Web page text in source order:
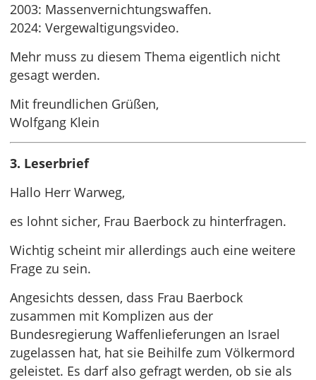
2003: Massenvernichtungswaffen.
2024: Vergewaltigungsvideo.
Mehr muss zu diesem Thema eigentlich nicht
gesagt werden.
Mit freundlichen Grüßen,
Wolfgang Klein
3. Leserbrief
Hallo Herr Warweg,
es lohnt sicher, Frau Baerbock zu hinterfragen.
Wichtig scheint mir allerdings auch eine weitere
Frage zu sein.
Angesichts dessen, dass Frau Baerbock
zusammen mit Komplizen aus der
Bundesregierung Waffenlieferungen an Israel
zugelassen hat, hat sie Beihilfe zum Völkermord
geleistet. Es darf also gefragt werden, ob sie als